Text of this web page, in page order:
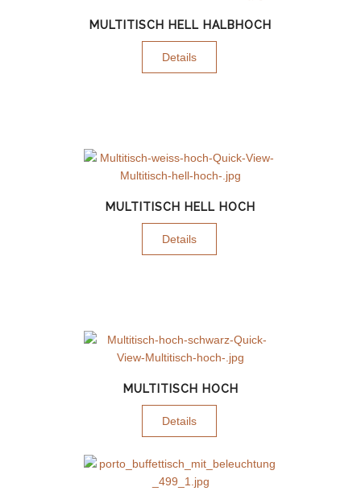
MULTITISCH HELL HALBHOCH
Details
MULTITISCH HELL HOCH
Details
MULTITISCH HOCH
Details